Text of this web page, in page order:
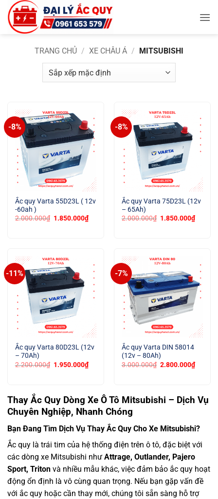
qua
TRANG CHỦ / XE CHÂU Á / MITSUBISHI
-8%
Ắc quy Varta 55D23L ( 12v
-60ah )
2.000.000₫ Giá
1.850.000₫Giá
hiện
-8%
Ắc quy Varta 75D23L (12v
– 65Ah)
2.000.000₫ Giá
1.850.000₫Giá
hiện
-11%
Ắc quy Varta 80D23L (12v
– 70Ah)
2.200.000₫ Giá
1.950.000₫Giá
hiện
-7%
Ắc quy Varta DIN 58014
(12v – 80Ah)
3.000.000₫ Giá
2.800.000₫Giá
hiện
Thay Ắc Quy Dòng Xe Ô Tô Mitsubishi – Dịch Vụ
Chuyên Nghiệp, Nhanh Chóng
Bạn Đang Tìm Dịch Vụ Thay Ắc Quy Cho Xe Mitsubishi?
Ắc quy là trái tim của hệ thống điện trên ô tô, đặc biệt với
các dòng xe Mitsubishi như Attrage, Outlander, Pajero
Sport, Triton và nhiều mẫu khác, việc đảm bảo ắc quy hoạt
động ổn định là vô cùng quan trọng. Nếu bạn gặp vấn đề
với ắc quy hoặc cần thay mới, chúng tôi sẵn sàng hỗ trợ